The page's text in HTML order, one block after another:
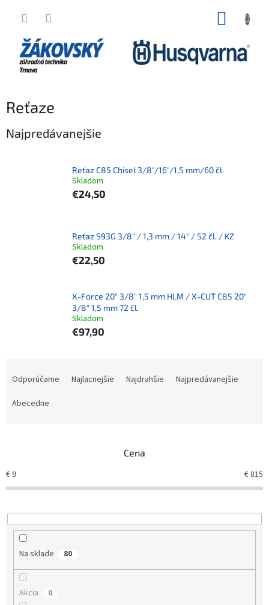
Reťaze
Najpredávanejšie
Reťaz C85 Chisel 3/8"/16"/1,5 mm/60 čl.
Skladom
€24,50
Reťaz S93G 3/8" / 1,3 mm / 14" / 52 čl. / KZ
Skladom
€22,50
X-Force 20" 3/8" 1,5 mm HLM / X-CUT C85 20"
3/8" 1,5 mm 72 čl.
Skladom
€97,90
Odporúčame Najlacnejšie Najdrahšie
Najpredávanejšie
Abecedne
Cena
€9 €815
Na sklade 80
Akcia 0